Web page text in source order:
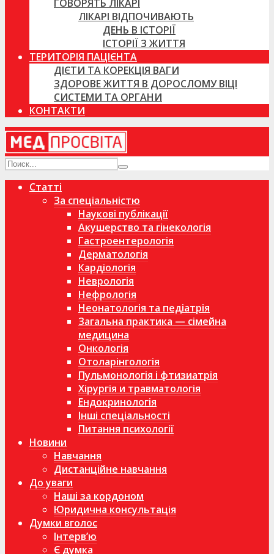
ГОВОРЯТЬ ЛІКАРІ
ЛІКАРІ ВІДПОЧИВАЮТЬ
ДЕНЬ В ІСТОРІЇ
ІСТОРІЇ З ЖИТТЯ
ТЕРИТОРІЯ ПАЦІЄНТА
ДІЄТИ ТА КОРЕКЦІЯ ВАГИ
ЗДОРОВЕ ЖИТТЯ В ДОРОСЛОМУ ВІЦІ
СИСТЕМИ ТА ОРГАНИ
КОНТАКТИ
Статті
За спеціальністю
Наукові публікації
Акушерство та гінекологія
Гастроентерологія
Дерматологія
Кардіологія
Неврологія
Нефрологія
Неонатологія та педіатрія
Загальна практика — сімейна
медицина
Онкологія
Отоларінгологія
Пульмонологія і фтизиатрія
Хірургія и травматологія
Ендокринологія
Інші спеціальності
Питання психології
Новини
Навчання
Дистанційне навчання
До уваги
Наші за кордоном
Юридична консультація
Думки вголос
Інтерв’ю
Є думка